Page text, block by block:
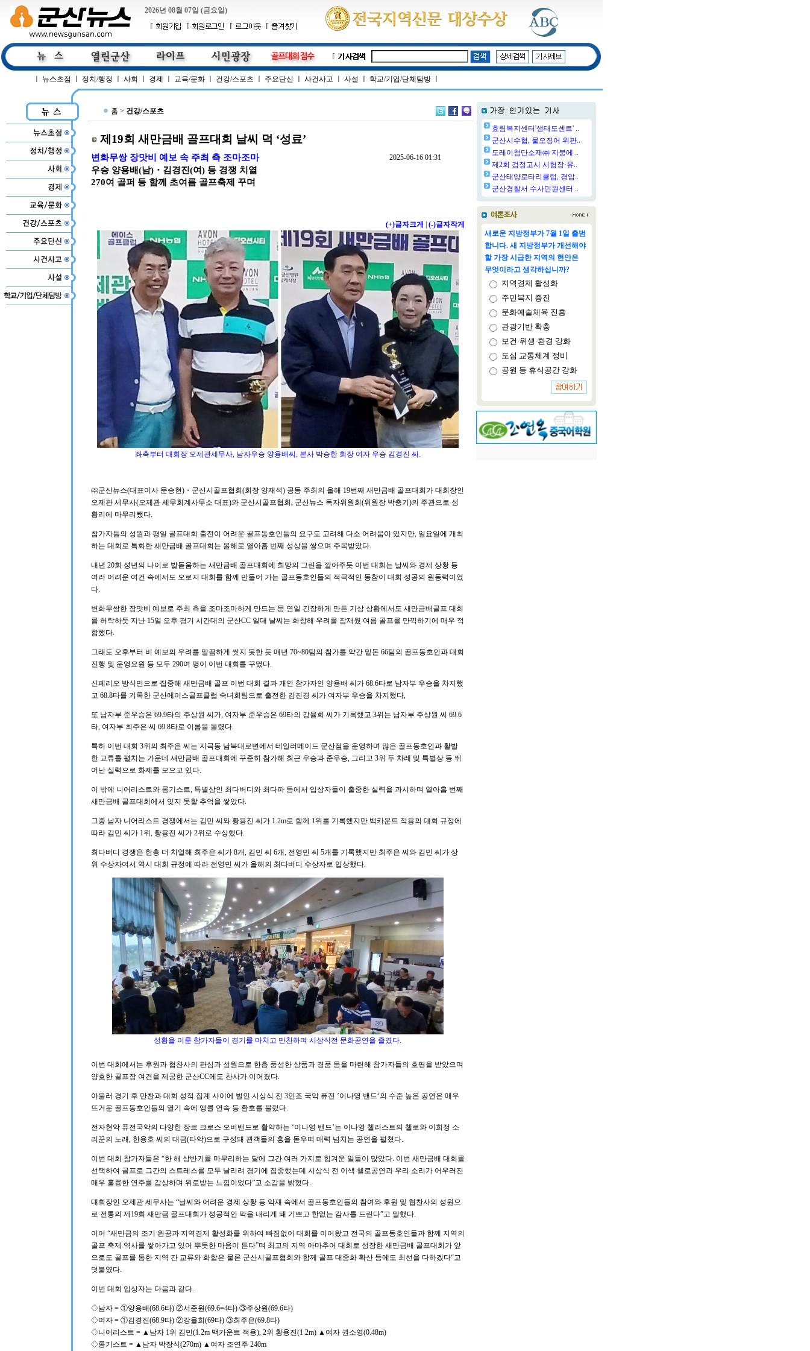
2026년 08월 07일 (금요일)
뉴스초점 정치/행정 사회 경제 교육/문화 건강/스포츠 주요단신 사건사고 사설 학교/기업/단체탐방
홈 > 건강/스포츠
제19회 새만금배 골프대회 날씨 덕 ‘성료’
변화무쌍 장맛비 예보 속 주최 측 조마조마 2025-06-16 01:31
우승 양용배(남)・김경진(여) 등 경쟁 치열
270여 골퍼 등 함께 초여름 골프축제 꾸며
(+)글자크게 (-)글자작게
좌축부터 대회장 오제관세무사, 남자우승 양용배씨, 본사 박승한 회장 여자 우승 김경진 씨.
㈜군산뉴스(대표이사 문승현)・군산시골프협회(회장 양재석) 공동 주최의 올해 19번째 새만금배 골프대회가 대회장인
오제관 세무사(오제관 세무회계사무소 대표)와 군산시골프협회, 군산뉴스 독자위원회(위원장 박충기)의 주관으로 성
황리에 마무리됐다.
참가자들의 성원과 평일 골프대회 출전이 어려운 골프동호인들의 요구도 고려해 다소 어려움이 있지만, 일요일에 개최
하는 대회로 특화한 새만금배 골프대회는 올해로 열아홉 번째 성상을 쌓으며 주목받았다.
내년 20회 성년의 나이로 발돋움하는 새만금배 골프대회에 희망의 그린을 깔아주듯 이번 대회는 날씨와 경제 상황 등
여러 어려운 여건 속에서도 오로지 대회를 함께 만들어 가는 골프동호인들의 적극적인 동참이 대회 성공의 원동력이었
다.
변화무쌍한 장맛비 예보로 주최 측을 조마조마하게 만드는 등 연일 긴장하게 만든 기상 상황에서도 새만금배골프 대회
를 허락하듯 지난 15일 오후 경기 시간대의 군산CC 일대 날씨는 화창해 우려를 잠재웠 여름 골프를 만끽하기에 매우 적
합했다.
그래도 오후부터 비 예보의 우려를 말끔하게 씻지 못한 듯 매년 70~80팀의 참가를 약간 밑돈 66팀의 골프동호인과 대회
진행 및 운영요원 등 모두 290여 명이 이번 대회를 꾸몄다.
신페리오 방식만으로 집중해 새만금배 골프 이번 대회 결과 개인 참가자인 양용배 씨가 68.6타로 남자부 우승을 차지했
고 68.8타를 기록한 군산에이스골프클럽 숙녀회팀으로 출전한 김진경 씨가 여자부 우승을 차지했다,
또 남자부 준우승은 69.9타의 주상원 씨가, 여자부 준우승은 69타의 강율희 씨가 기록했고 3위는 남자부 주상원 씨 69.6
타, 여자부 최주은 씨 69.8타로 이름을 올렸다.
특히 이번 대회 3위의 최주은 씨는 지곡동 남북대로변에서 테일러메이드 군산점을 운영하며 많은 골프동호인과 활발
한 교류를 펼치는 가운데 새만금배 골프대회에 꾸준히 참가해 최근 우승과 준우승, 그리고 3위 두 차례 및 특별상 등 뛰
어난 실력으로 화제를 모으고 있다.
이 밖에 니어리스트와 롱기스트, 특별상인 최다버디와 최다파 등에서 입상자들이 출중한 실력을 과시하며 열아홉 번째
새만금배 골프대회에서 잊지 못할 추억을 쌓았다.
그중 남자 니어리스트 경쟁에서는 김민 씨와 황용진 씨가 1.2m로 함께 1위를 기록했지만 백카운트 적용의 대회 규정에
따라 김민 씨가 1위, 황용진 씨가 2위로 수상했다.
최다버디 경쟁은 한층 더 치열해 최주은 씨가 8개, 김민 씨 6개, 전영민 씨 5개를 기록했지만 최주은 씨와 김민 씨가 상
위 수상자여서 역시 대회 규정에 따라 전영민 씨가 올해의 최다버디 수상자로 입상했다.
성황을 이룬 참가자들이 경기를 마치고 만찬하며 시상식전 문화공연을 즐겼다.
이번 대회에서는 후원과 협찬사의 관심과 성원으로 한층 풍성한 상품과 경품 등을 마련해 참가자들의 호평을 받았으며
양호한 골프장 여건을 제공한 군산CC에도 찬사가 이어졌다.
아울러 경기 후 만찬과 대회 성적 집계 사이에 벌인 시상식 전 3인조 국악 퓨전 ’이나영 밴드‘의 수준 높은 공연은 매우
뜨거운 골프동호인들의 열기 속에 앵콜 연속 등 환호를 불렀다.
전자현악 퓨전국악의 다양한 장르 크로스 오버밴드로 활약하는 ‘이나영 밴드’는 이나영 첼리스트의 첼로와 이희정 소
리꾼의 노래, 한용호 씨의 대금(타악)으로 구성돼 관객들의 흥을 돋우며 매력 넘치는 공연을 펼쳤다.
이번 대회 참가자들은 “한 해 상반기를 마무리하는 달에 그간 여러 가지로 힘겨운 일들이 많았다. 이번 새만금배 대회를
선택하여 골프로 그간의 스트레스를 모두 날리려 경기에 집중했는데 시상식 전 이색 첼로공연과 우리 소리가 어우러진
매우 훌륭한 연주를 감상하며 위로받는 느낌이었다”고 소감을 밝혔다.
대회장인 오제관 세무사는 “날씨와 어려운 경제 상황 등 악재 속에서 골프동호인들의 참여와 후원 및 협찬사의 성원으
로 전통의 제19회 새만금 골프대회가 성공적인 막을 내리게 돼 기쁘고 한없는 감사를 드린다”고 말했다.
이어 “새만금의 조기 완공과 지역경제 활성화를 위하여 빠짐없이 대회를 이어왔고 전국의 골프동호인들과 함께 지역의
골프 축제 역사를 쌓아가고 있어 뿌듯한 마음이 든다”며 최고의 지역 아마추어 대회로 성장한 새만금배 골프대회가 앞
으로도 골프를 통한 지역 간 교류와 화합은 물론 군산시골프협회와 함께 골프 대중화 확산 등에도 최선을 다하겠다“고
덧붙였다.
이번 대회 입상자는 다음과 같다.
◇남자 = ①양용배(68.6타) ②서준원(69.6=4타) ③주상원(69.6타)
◇여자 = ①김경진(68.9타) ②강율희(69타) ③최주은(69.8타)
◇니어리스트 = ▲남자 1위 김민(1.2m 백카운트 적용), 2위 황용진(1.2m) ▲여자 권소영(0.48m)
◇롱기스트 = ▲남자 박장식(270m) ▲여자 조연주 240m
효림복지센터'생태도센트' ..
군산시수협, 물오징어 위판..
도레이첨단소재㈜ 지붕에 ..
제2회 검정고시 시험장·유..
군산태양로타리클럽, 경암..
군산경찰서 수사민원센터 ..
새로운 지방정부가 7월 1일 출범
합니다. 새 지방정부가 개선해야
할 가장 시급한 지역의 현안은
무엇이라고 생각하십니까?
지역경제 활성화
주민복지 증진
문화예술체육 진흥
관광기반 확충
보건·위생·환경 강화
도심 교통체계 정비
공원 등 휴식공간 강화